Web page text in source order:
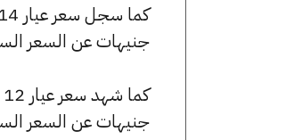
جنيهات عن السعر السابق الذي كان 3575
جنيهات عن السعر السابق الذي بلغ 3065